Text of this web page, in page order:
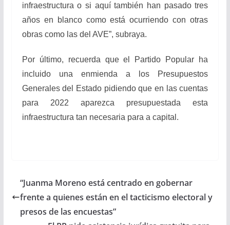
infraestructura o si aquí también han pasado tres
años en blanco como está ocurriendo con otras
obras como las del AVE”, subraya.
Por último, recuerda que el Partido Popular ha
incluido una enmienda a los Presupuestos
Generales del Estado pidiendo que en las cuentas
para 2022 aparezca presupuestada esta
infraestructura tan necesaria para a capital.
“Juanma Moreno está centrado en gobernar
frente a quienes están en el tacticismo electoral y
presos de las encuestas”